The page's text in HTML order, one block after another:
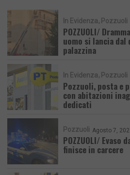
In Evidenza Pozzuoli
POZZUOLI/
uomo si lancia
palazzina
In Evidenza Pozzuoli
Pozzuoli, posta e
con abitazioni
dedicati
Pozzuoli Agosto 7,
POZZUOLI/ Evaso
finisce in carcere